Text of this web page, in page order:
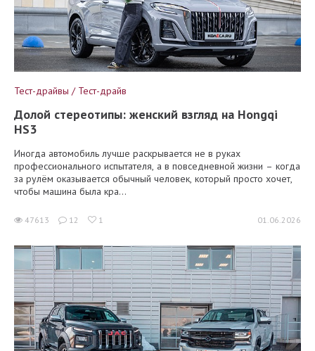
Тест-драйвы / Тест-драйв
Долой стереотипы: женский взгляд на Hongqi
HS3
Иногда автомобиль лучше раскрывается не в руках
профессионального испытателя, а в повседневной жизни – когда
за рулём оказывается обычный человек, который просто хочет,
чтобы машина была кра...
47613 12 1 01.06.2026